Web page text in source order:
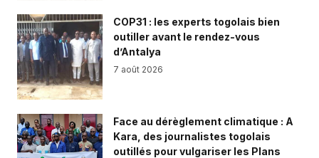
COP31 : les experts togolais bien
outiller avant le rendez-vous
d’Antalya
7 août 2026
Face au dérèglement climatique : A
Kara, des journalistes togolais
outillés pour vulgariser les Plans